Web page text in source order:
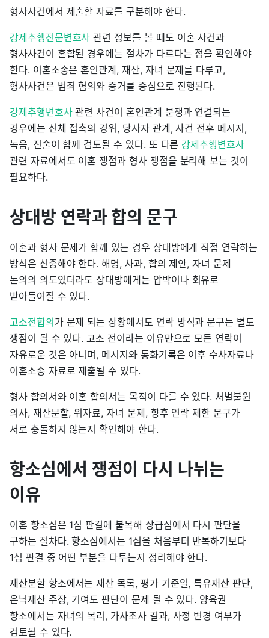
형사사건에서 제출할 자료를 구분해야 한다.
강제추행전문변호사 관련 정보를 볼 때도 이혼 사건과
형사사건이 혼합된 경우에는 절차가 다르다는 점을 확인해야
한다. 이혼소송은 혼인관계, 재산, 자녀 문제를 다루고,
형사사건은 범죄 혐의와 증거를 중심으로 진행된다.
강제추행변호사관련 사건이 혼인관계 분쟁과 연결되는
경우에는 신체 접촉의 경위, 당사자 관계, 사건 전후 메시지,
녹음, 진술이 함께 검토될 수 있다. 또 다른 강제추행변호사
관련 자료에서도 이혼 쟁점과 형사 쟁점을 분리해 보는 것이
필요하다.
상대방 연락과 합의 문구
이혼과 형사 문제가 함께 있는 경우 상대방에게 직접 연락하는
방식은 신중해야 한다. 해명, 사과, 합의 제안, 자녀 문제
논의의 의도였더라도 상대방에게는 압박이나 회유로
받아들여질 수 있다.
고소전합의 가 문제 되는 상황에서도 연락 방식과 문구는 별도
쟁점이 될 수 있다. 고소 전이라는 이유만으로 모든 연락이
자유로운 것은 아니며, 메시지와 통화기록은 이후 수사자료나
이혼소송 자료로 제출될 수 있다.
형사 합의서와 이혼 합의서는 목적이 다를 수 있다. 처벌불원
의사, 재산분할, 위자료, 자녀 문제, 향후 연락 제한 문구가
서로 충돌하지 않는지 확인해야 한다.
항소심에서 쟁점이 다시 나뉘는
이유
이혼 항소심은 1심 판결에 불복해 상급심에서 다시 판단을
구하는 절차다. 항소심에서는 1심을 처음부터 반복하기보다
1심 판결 중 어떤 부분을 다투는지 정리해야 한다.
재산분할 항소에서는 재산 목록, 평가 기준일, 특유재산 판단,
은닉재산 주장, 기여도 판단이 문제 될 수 있다. 양육권
항소에서는 자녀의 복리, 가사조사 결과, 사정 변경 여부가
검토될 수 있다.